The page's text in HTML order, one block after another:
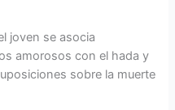
joven se asocia
amorosos con el hada y
sobre la muerte